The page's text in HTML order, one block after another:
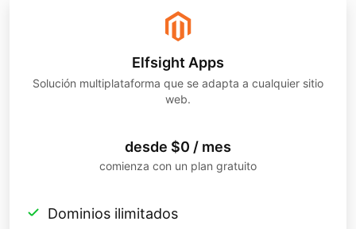
Elfsight Apps
Solución multiplataforma que se adapta a cualquier sitio
web.
desde $0 / mes
comienza con un plan gratuito
Dominios ilimitados